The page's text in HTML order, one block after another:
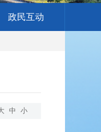
政民互动
中 小